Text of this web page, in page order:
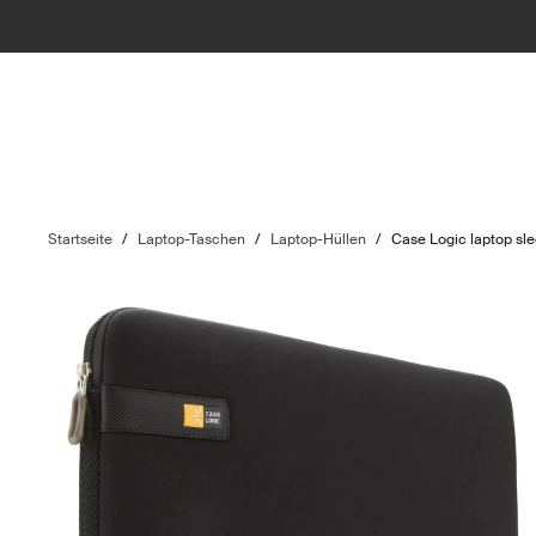
Startseite / Laptop-Taschen / Laptop-Hüllen / Case Logic laptop